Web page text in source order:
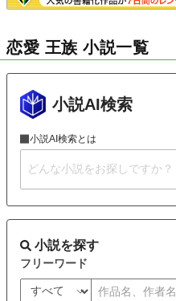
恋愛 王族 小説一覧
小説AI検索
小説AI検索とは
小説を探す
フリーワード